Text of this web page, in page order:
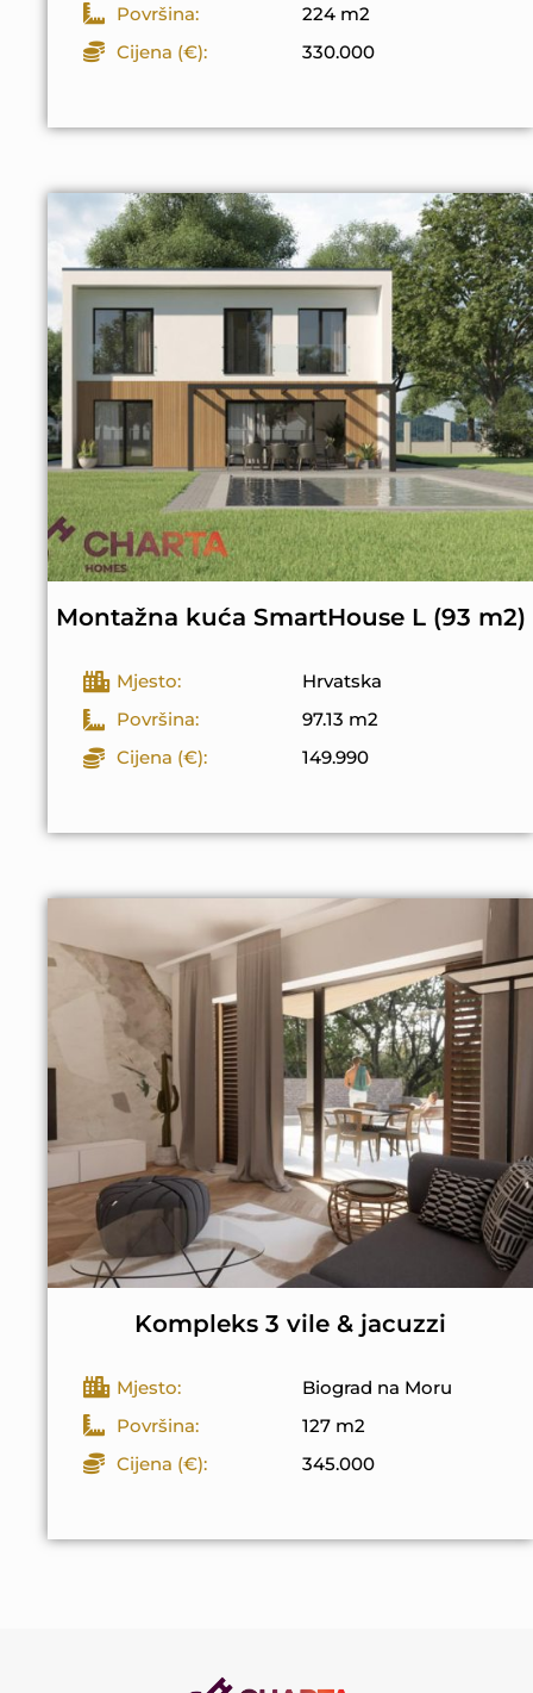
Površina:
224 m2
Cijena (€):
330.000
Montažna kuća SmartHouse L (93 m2)
Mjesto:
Hrvatska
Površina:
97.13 m2
Cijena (€):
149.990
Kompleks 3 vile & jacuzzi
Mjesto:
Biograd na Moru
Površina:
127 m2
Cijena (€):
345.000